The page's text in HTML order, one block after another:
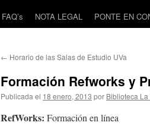
FAQ’s
NOTA LEGAL PONTE EN
← Horario de las Salas de Estudio UVa
Formación Refworks y
Publicada el 18 enero, 2013 por Biblioteca La
RefWorks: Formación en línea